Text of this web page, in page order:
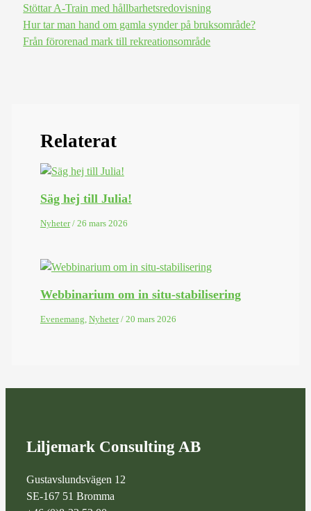
Stöttar A-Train med hållbarhetsredovisning
Hur tar man hand om gamla synder på bruksområde?
Från förorenad mark till rekreationsområde
Relaterat
Säg hej till Julia!
Nyheter/ 26 mars 2026
Webbinarium om in situ-stabilisering
Evenemang, Nyheter/ 20 mars 2026
Liljemark Consulting AB
Gustavslundsvägen 12
SE-167 51 Bromma